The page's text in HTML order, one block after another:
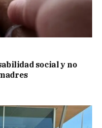
social y no